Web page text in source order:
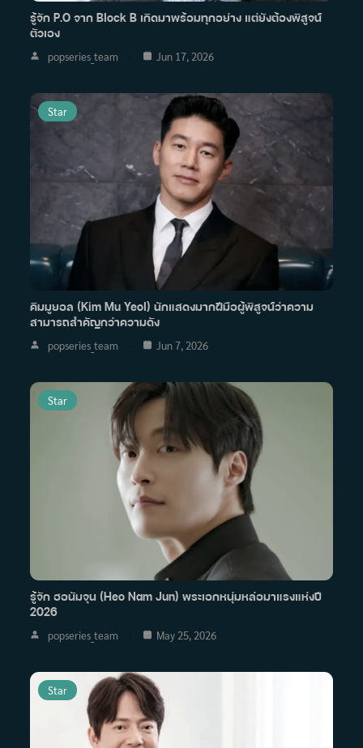
รู้จัก P.O จาก Block B เกิดมาพร้อมทุกอย่าง แต่ยังต้องพิสูจน์
ตัวเอง
popseries_team Jun 17, 2026
Star
คิมมูยอล (Kim Mu Yeol) นักแสดงมากฝีมือผู้พิสูจน์ว่าความ
สามารถสำคัญกว่าความดัง
popseries_team Jun 7, 2026
Star
รู้จัก ฮอนัมจุน (Heo Nam Jun) พระเอกหนุ่มหล่อมาแรงแห่งปี
2026
popseries_team May 25, 2026
Star